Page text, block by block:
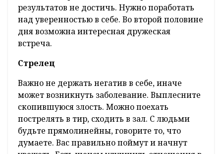
результатов не достичь. Нужно поработать
над уверенностью в себе. Во второй половине
дня возможна интересная дружеская
встреча.
Стрелец
Важно не держать негатив в себе, иначе
может возникнуть заболевание. Выплесните
скопившуюся злость. Можно поехать
пострелять в тир, сходить в зал. С людьми
будьте прямолинейны, говорите то, что
думаете. Вас правильно поймут и начнут